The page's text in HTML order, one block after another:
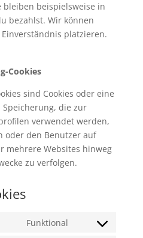
bleiben beispielsweise in
bezahlst. Wir können
platzieren.
Cookies
sind Cookies oder eine
die zur
verwendet werden,
oder den Benutzer auf
mehrere Websites hinweg
zu verfolgen.
Funktional
Consent